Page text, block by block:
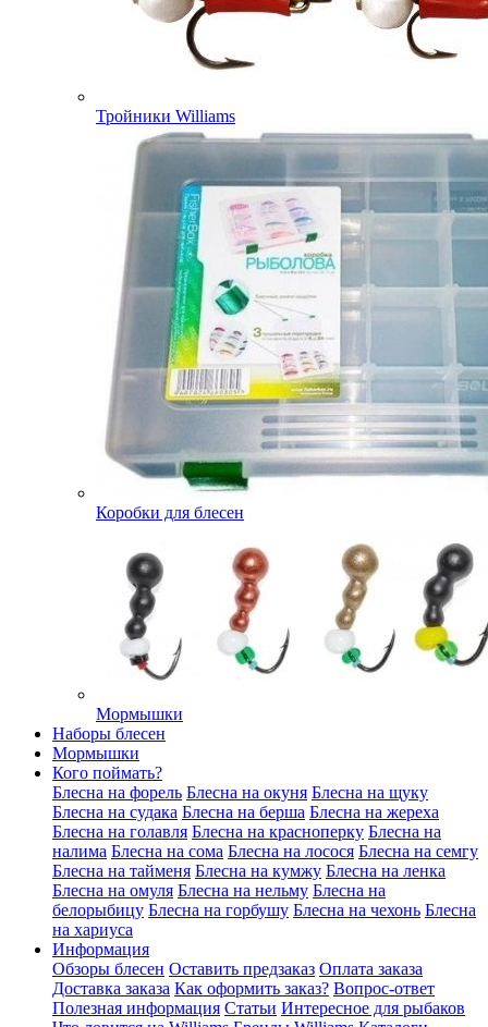
Тройники Williams
Коробки для блесен
Мормышки
Наборы блесен
Мормышки
Кого поймать?
Блесна на форель Блесна на окуня Блесна на щуку
Блесна на судака Блесна на берша Блесна на жереха
Блесна на голавля Блесна на красноперку Блесна на
налима Блесна на сома Блесна на лосося Блесна на семгу
Блесна на тайменя Блесна на кумжу Блесна на ленка
Блесна на омуля Блесна на нельму Блесна на
белорыбицу Блесна на горбушу Блесна на чехонь Блесна
на хариуса
Информация
Обзоры блесен Оставить предзаказ Оплата заказа
Доставка заказа Как оформить заказ? Вопрос-ответ
Полезная информация Статьи Интересное для рыбаков